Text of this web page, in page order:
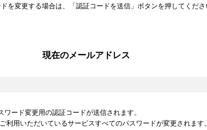
を変更する場合は、 「認証コードを送信」ボタンを押してくださ
現在のメールアドレス
ード変更用の認証コードが送信されます。
用いただいているサービスすべてのパスワードが変更されます。